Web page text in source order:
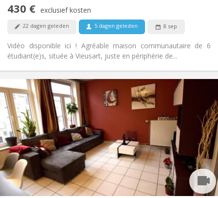
430 € exclusief kosten
22 dagen geleden 5 dagen geleden 8 sep
Vidéo disponible ici ! Agréable maison communautaire de 6
étudiant(e)s, située à Vieusart, juste en périphérie de...
Praktische Informatie
450 €
Kosten:
150 €
Duur:
12 maanden, 11 maanden, 10 maanden, 5-6
maanden
Domiciliëring:
Met voorwaarden
Inrichting
Badkamer:
Gemeenschappelijk
Keuken:
Gemeenschappelijk
Oppervlakte:
100 m